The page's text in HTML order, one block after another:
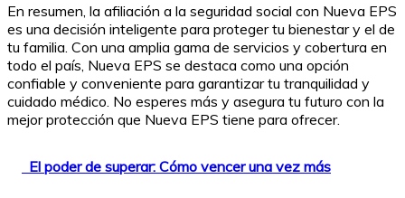
En resumen, la afiliación a la seguridad social con Nueva EPS
es una decisión inteligente para proteger tu bienestar y el de
tu familia. Con una amplia gama de servicios y cobertura en
todo el país, Nueva EPS se destaca como una opción
confiable y conveniente para garantizar tu tranquilidad y
cuidado médico. No esperes más y asegura tu futuro con la
mejor protección que Nueva EPS tiene para ofrecer.
El poder de superar: Cómo vencer una vez más